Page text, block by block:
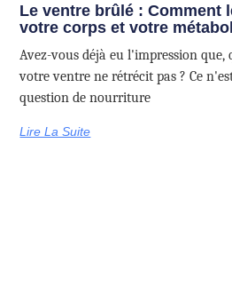
Le ventre brûlé : Comment
votre corps et votre
Avez-vous déjà eu l'impression que,
votre ventre ne rétrécit pas ? Ce
question de nourriture
Lire La Suite